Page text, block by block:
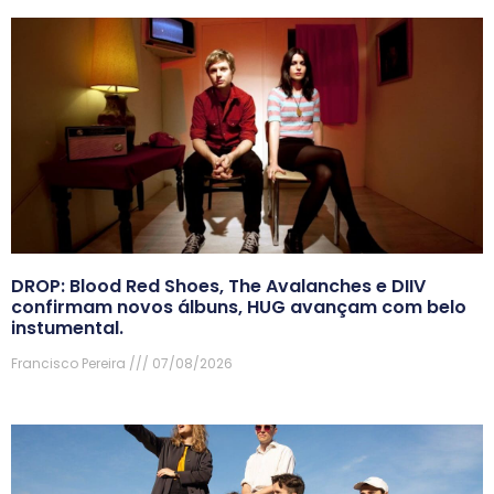
DROP: Blood Red Shoes, The Avalanches e DIIV
confirmam novos álbuns, HUG avançam com belo
instumental.
Francisco Pereira 07/08/2026